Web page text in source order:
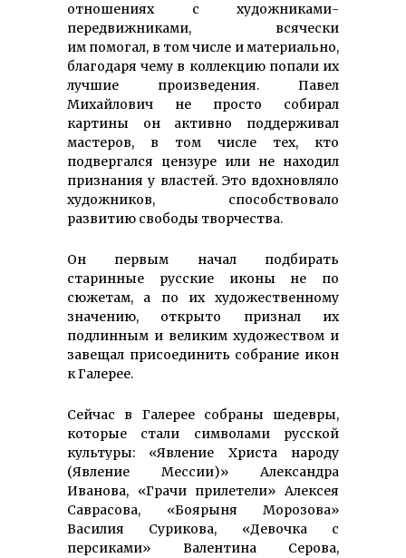
отношениях с художниками-
передвижниками, всячески
им помогал, в том числе и материально,
благодаря чему в коллекцию попали их
лучшие произведения. Павел
Михайлович не просто собирал
картины он активно поддерживал
мастеров, в том числе тех, кто
подвергался цензуре или не находил
признания у властей. Это вдохновляло
художников, способствовало
развитию свободы творчества.
Он первым начал подбирать
старинные русские иконы не по
сюжетам, а по их художественному
значению, открыто признал их
подлинным и великим художеством и
завещал присоединить собрание икон
к Галерее.
Сейчас в Галерее собраны шедевры,
которые стали символами русской
культуры: «Явление Христа народу
(Явление Мессии)» Александра
Иванова, «Грачи прилетели» Алексея
Саврасова, «Боярыня Морозова»
Василия Сурикова, «Девочка с
персиками» Валентина Серова,